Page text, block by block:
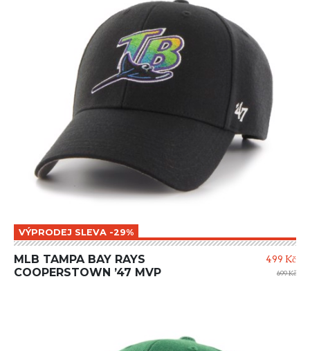
VÝPRODEJ SLEVA -29%
MLB TAMPA BAY RAYS
COOPERSTOWN ’47 MVP
499 Kč
699 Kč